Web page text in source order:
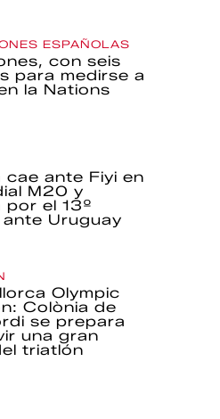
ESPAÑOLAS
con seis
para medirse a
la Nations
cae ante Fiyi en
M20 y
por el 13º
Uruguay
Olympic
Colònia de
se prepara
una gran
triatlón